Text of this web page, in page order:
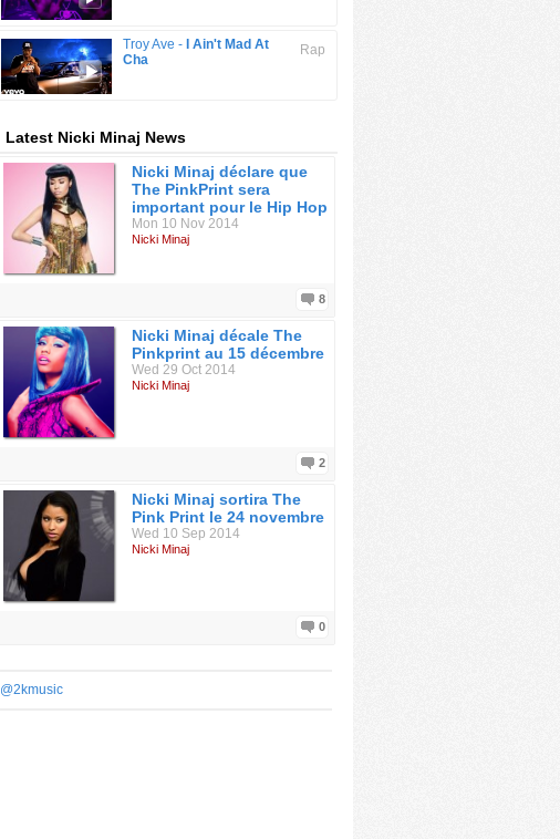
Rap
Troy Ave -
I Ain't Mad At
Cha
Latest Nicki Minaj News
Nicki Minaj déclare que
The PinkPrint sera
important pour le Hip Hop
Mon 10 Nov 2014
Nicki Minaj
8
Nicki Minaj décale The
Pinkprint au 15 décembre
Wed 29 Oct 2014
Nicki Minaj
2
Nicki Minaj sortira The
Pink Print le 24 novembre
Wed 10 Sep 2014
Nicki Minaj
0
@2kmusic